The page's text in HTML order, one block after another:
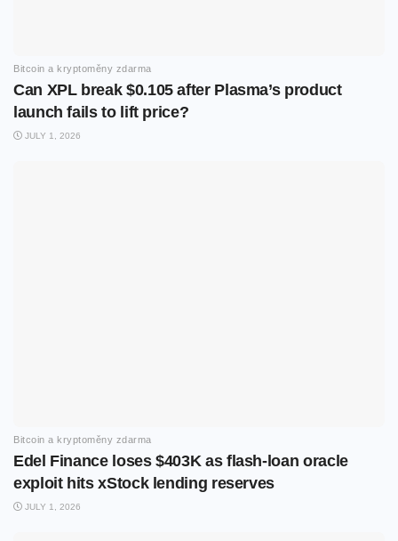
Bitcoin a kryptoměny zdarma
Can XPL break $0.105 after Plasma’s product
launch fails to lift price?
JULY 1, 2026
Bitcoin a kryptoměny zdarma
Edel Finance loses $403K as flash-loan oracle
exploit hits xStock lending reserves
JULY 1, 2026